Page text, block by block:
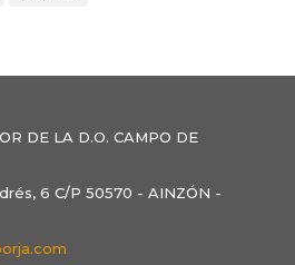
DE LA D.O. CAMPO DE
6 C/P 50570 - AINZÓN -